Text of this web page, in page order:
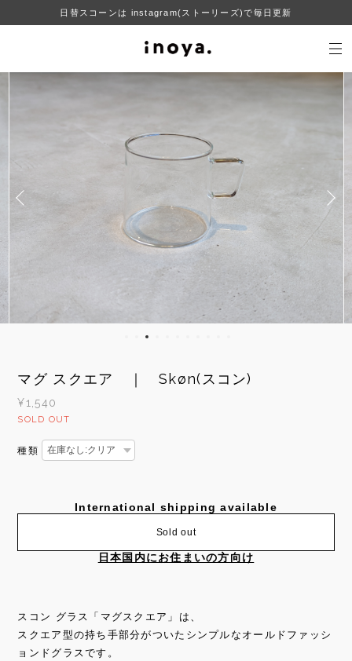
日替スコーンは instagram(ストーリーズ)で毎日更新
マグ スクエア ｜ Skøn(スコン)
¥1,540
SOLD OUT
種類
International shipping available
Sold out
日本国内にお住まいの方向け
スコン グラス「マグスクエア」は、
スクエア型の持ち手部分がついたシンプルなオールドファッシ
ョンドグラスです。